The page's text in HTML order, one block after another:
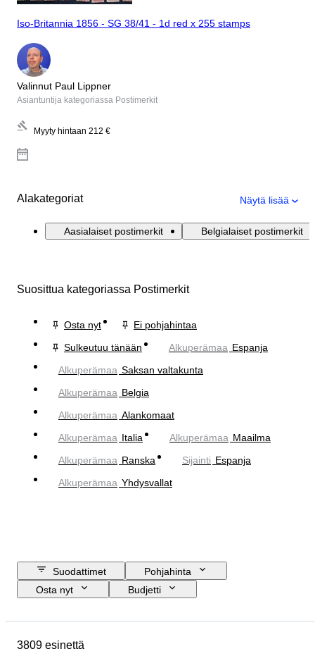
Iso-Britannia 1856 - SG 38/41 - 1d red x 255 stamps
Valinnut Paul Lippner
Asiantuntija kategoriassa Postimerkit
Myyty hintaan 212 €
Alakategoriat Näytä lisää
Aasialaiset postimerkit Belgialaiset postimerkit
Suosittua kategoriassa Postimerkit
Osta nyt
Ei pohjahintaa
Sulkeutuu tänään
Alkuperämaa Espanja
Alkuperämaa Saksan valtakunta
Alkuperämaa Belgia
Alkuperämaa Alankomaat
Alkuperämaa Italia Alkuperämaa Maailma
Alkuperämaa Ranska Sijainti Espanja
Alkuperämaa Yhdysvallat
Suodattimet
Pohjahinta
Osta nyt
Budjetti
Materiaali
3809 esinettä